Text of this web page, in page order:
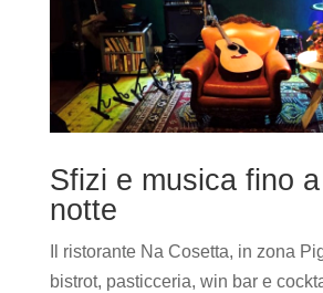
Sfizi e musica fino
notte
Il ristorante Na Cosetta, in zona
bistrot, pasticceria, win bar e